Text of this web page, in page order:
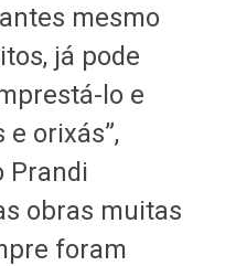
mesmo
já pode
lo e
orixás”,
Prandi
obras muitas
foram